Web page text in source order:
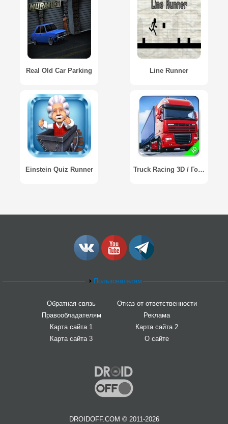
Real Old Car Parking Line Runner
Einstein Quiz Runner Truck Racing 3D / Гонки грузовиков 3D
Пользователям
Обратная связь
Отказ от ответственности
Правообладателям
Реклама
Карта сайта 1
Карта сайта 2
Карта сайта 3
О сайте
DROIDOFF.COM © 2011-2026